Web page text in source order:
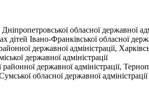
обласної державної
Івано-Франківської обласної
державної адміністрації,
державної адміністрації
державної адміністрації,
обласної державної адміністрації